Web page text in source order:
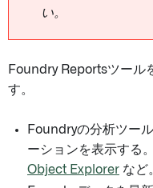
い。
Foundry Reportsツール
す。
Foundryの分析ツー
ーションを表示する。
Object Explorer など